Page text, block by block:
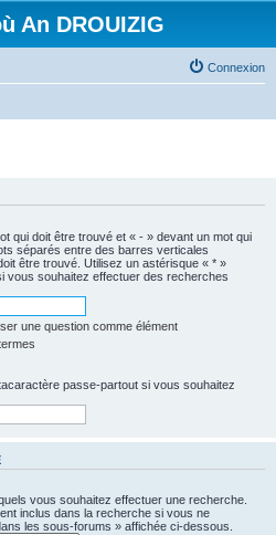
An DROUIZIG
Connexion
qui doit être trouvé et « - » devant un mot qui
séparés entre des barres verticales
être trouvé. Utilisez un astérisque « * »
vous souhaitez effectuer des recherches
une question comme élément
passe-partout si vous souhaitez
vous souhaitez effectuer une recherche.
inclus dans la recherche si vous ne
les sous-forums » affichée ci-dessous.